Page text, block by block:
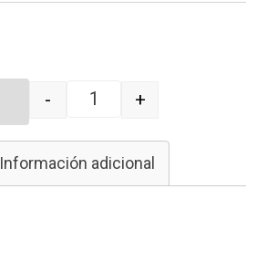
Quantity
- +
Información adicional